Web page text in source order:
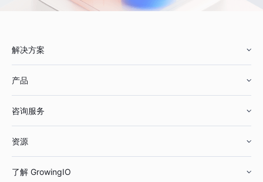
解决方案
鞋服行业
汽车行业
产品
智能运营
咨询服务
资源
了解 GrowingIO